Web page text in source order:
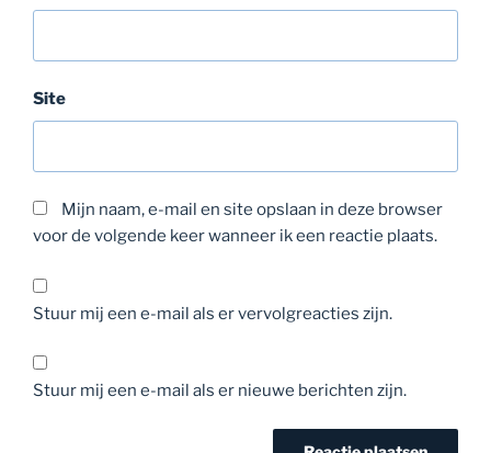
Site
Mijn naam, e-mail en site opslaan in deze browser
voor de volgende keer wanneer ik een reactie plaats.
Stuur mij een e-mail als er vervolgreacties zijn.
Stuur mij een e-mail als er nieuwe berichten zijn.